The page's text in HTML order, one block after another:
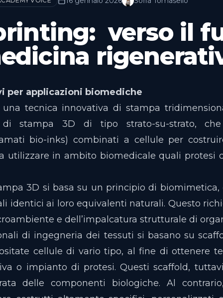
verso il
per applicazioni biomediche
tecnica innovativa di stampa
stampa 3D di tipo strato-su-strato,
bio-inks) combinati a cellule per
utilizzare in ambito biomedicale quali protesi
3D si basa su un principio di biomimetica,
identici ai loro equivalenti naturali. Questo
e dell’impalcatura strutturale di
di ingegneria dei tessuti si basano su
cellule di vario tipo, al fine di ottenere
o impianto di protesi. Questi scaffold,
delle componenti biologiche. Al